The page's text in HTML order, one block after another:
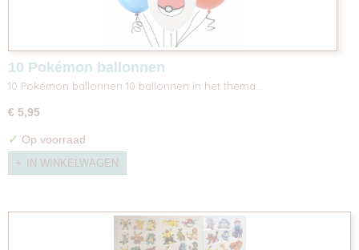
10 Pokémon ballonnen
10 Pokémon ballonnen 10 ballonnen in het thema…
€ 5,95
✓ Op voorraad
IN WINKELWAGEN